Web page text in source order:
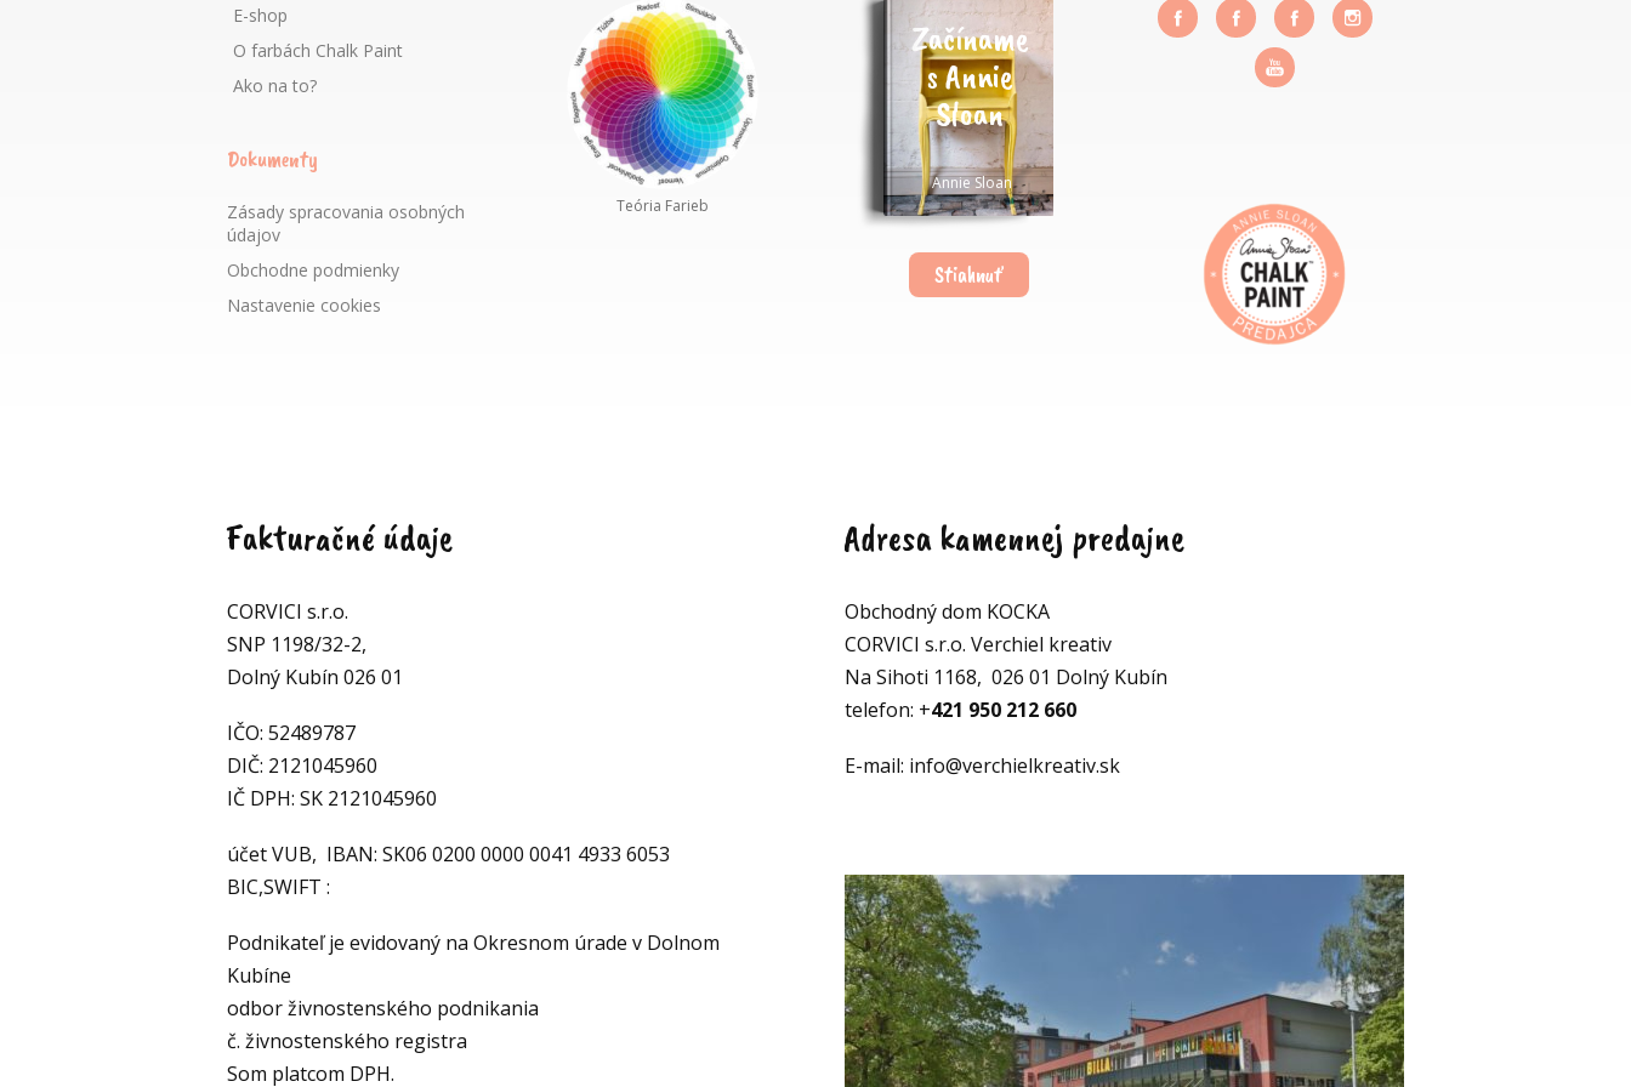
E-shop
O farbách Chalk Paint
Ako na to?
Dokumenty
Zásady spracovania osobných
údajov
Obchodne podmienky
Nastavenie cookies
Teória Farieb
Začíname
s Annie
Sloan
Annie Sloan
Stiahnuť
Fakturačné údaje
CORVICI s.r.o.
SNP 1198/32-2,
Dolný Kubín 026 01
IČO: 52489787
DIČ: 2121045960
IČ DPH: SK 2121045960
účet VUB, IBAN: SK06 0200 0000 0041 4933 6053
BIC,SWIFT :
Podnikateľ je evidovaný na Okresnom úrade v Dolnom
Kubíne
odbor živnostenského podnikania
č. živnostenského registra
Som platcom DPH.
Adresa kamennej predajne
Obchodný dom KOCKA
CORVICI s.r.o. Verchiel kreativ
Na Sihoti 1168, 026 01 Dolný Kubín
telefon: +421 950 212 660
E-mail: info@verchielkreativ.sk